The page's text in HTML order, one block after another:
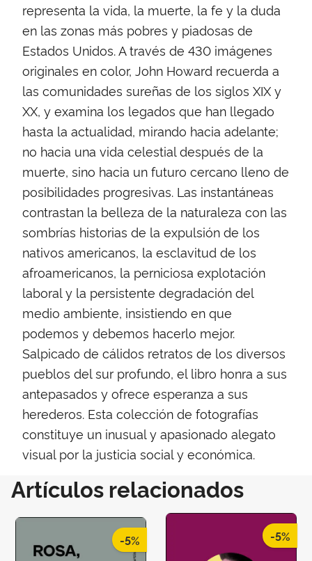
representa la vida, la muerte, la fe y la duda
en las zonas más pobres y piadosas de
Estados Unidos. A través de 430 imágenes
originales en color, John Howard recuerda a
las comunidades sureñas de los siglos XIX y
XX, y examina los legados que han llegado
hasta la actualidad, mirando hacia adelante;
no hacia una vida celestial después de la
muerte, sino hacia un futuro cercano lleno de
posibilidades progresivas. Las instantáneas
contrastan la belleza de la naturaleza con las
sombrías historias de la expulsión de los
nativos americanos, la esclavitud de los
afroamericanos, la perniciosa explotación
laboral y la persistente degradación del
medio ambiente, insistiendo en que
podemos y debemos hacerlo mejor.
Salpicado de cálidos retratos de los diversos
pueblos del sur profundo, el libro honra a sus
antepasados y ofrece esperanza a sus
herederos. Esta colección de fotografías
constituye un inusual y apasionado alegato
visual por la justicia social y económica.
Artículos relacionados
-5% -5%